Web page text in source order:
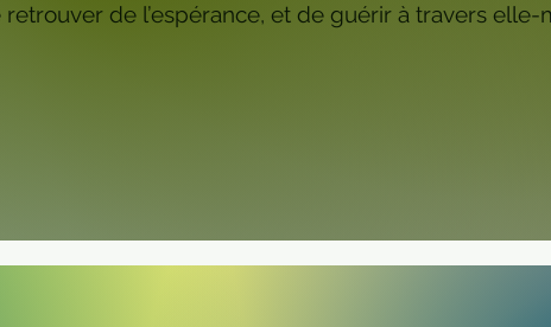
de l’espérance, et de guérir à travers elle-